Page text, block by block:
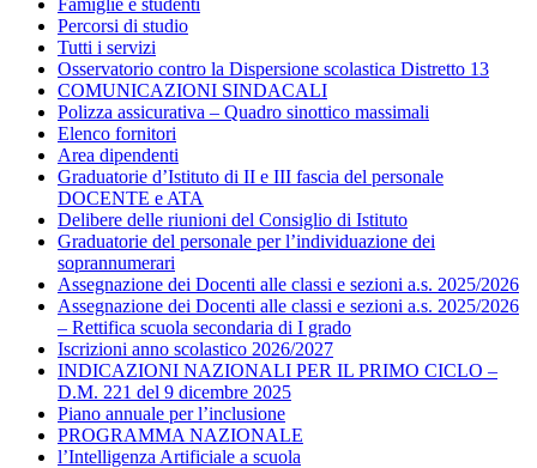
Percorsi di studio
Tutti i servizi
Osservatorio contro la Dispersione scolastica Distretto 13
COMUNICAZIONI SINDACALI
Polizza assicurativa – Quadro sinottico massimali
Elenco fornitori
Area dipendenti
Graduatorie d’Istituto di II e III fascia del personale
DOCENTE e ATA
Delibere delle riunioni del Consiglio di Istituto
Graduatorie del personale per l’individuazione dei
soprannumerari
Assegnazione dei Docenti alle classi e sezioni a.s. 2025/2026
Assegnazione dei Docenti alle classi e sezioni a.s. 2025/2026
– Rettifica scuola secondaria di I grado
Iscrizioni anno scolastico 2026/2027
INDICAZIONI NAZIONALI PER IL PRIMO CICLO –
D.M. 221 del 9 dicembre 2025
Piano annuale per l’inclusione
PROGRAMMA NAZIONALE
l’Intelligenza Artificiale a scuola